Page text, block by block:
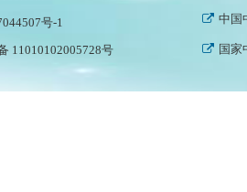
号-1
11010102005728号
中国